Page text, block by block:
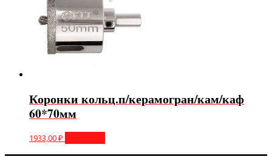
Коронки кольц.п/керамогран/кам/каф
60*70мм
1933,00₽